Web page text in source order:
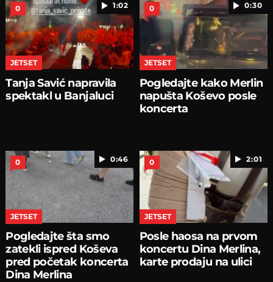
1:02
0
JETSET
Tanja Savić napravila
spektakl u Banjaluci
0:30
0
JETSET
Pogledajte kako Merlin
napušta Koševo posle
koncerta
0:46
0
JETSET
Pogledajte šta smo
zatekli ispred Koševa
pred početak koncerta
Dina Merlina
2:01
0
JETSET
Posle haosa na prvom
koncertu Dina Merlina,
karte prodaju na ulici